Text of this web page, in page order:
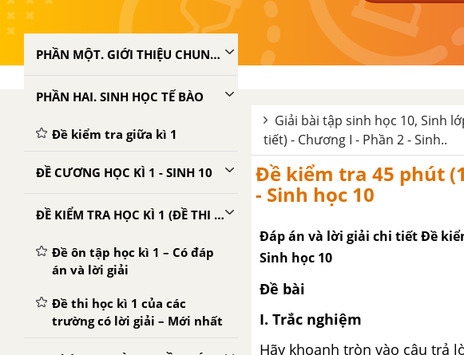
PHẦN MỘT. GIỚI THIỆU CHUNG VỀ THẾ GIỚI SỐNG
PHẦN HAI. SINH HỌC TẾ BÀO
Đề kiểm tra giữa kì 1
ĐỀ CƯƠNG HỌC KÌ 1 - SINH 10
ĐỀ KIỂM TRA HỌC KÌ 1 (ĐỀ THI HỌC KÌ 1) - SINH 10
Đề ôn tập học kì 1 – Có đáp
án và lời giải
Đề thi học kì 1 của các
trường có lời giải – Mới nhất
Giải bài tập sinh học 10, Sinh
tiết) - Chương I - Phần 2 - Sinh..
Đề kiểm tra 45 phút
- Sinh học 10
Đáp án và lời giải chi tiết Đề
Sinh học 10
Đề bài
I. Trắc nghiệm
Hãy khoanh tròn vào câu trả